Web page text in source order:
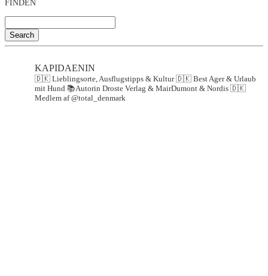
FINDEN
Search
KAPIDAENIN
🇩🇰 Lieblingsorte, Ausflugstipps & Kultur🇩🇰 Best Ager & Urlaub
mit Hund 📚Autorin Droste Verlag & MairDumont & Nordis 🇩🇰
Medlem af @total_denmark